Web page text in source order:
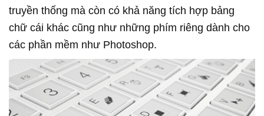
truyền thống mà còn có khả năng tích hợp bảng
chữ cái khác cũng như những phím riêng dành cho
các phần mềm như Photoshop.